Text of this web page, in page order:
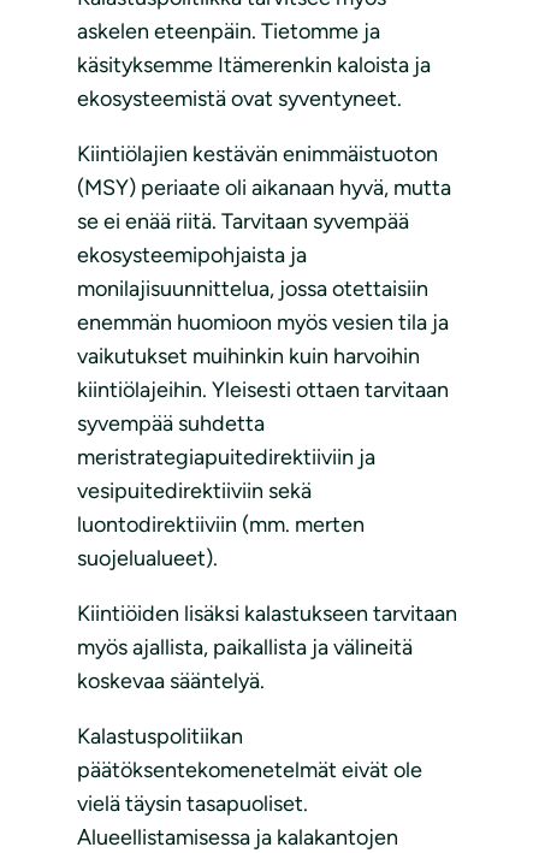
askelen eteenpäin. Tietomme ja
käsityksemme Itämerenkin kaloista ja
ekosysteemistä ovat syventyneet.
Kiintiölajien kestävän enimmäistuoton
(MSY) periaate oli aikanaan hyvä, mutta
se ei enää riitä. Tarvitaan syvempää
ekosysteemipohjaista ja
monilajisuunnittelua, jossa otettaisiin
enemmän huomioon myös vesien tila ja
vaikutukset muihinkin kuin harvoihin
kiintiölajeihin. Yleisesti ottaen tarvitaan
syvempää suhdetta
meristrategiapuitedirektiiviin ja
vesipuitedirektiiviin sekä
luontodirektiiviin (mm. merten
suojelualueet).
Kiintiöiden lisäksi kalastukseen tarvitaan
myös ajallista, paikallista ja välineitä
koskevaa sääntelyä.
Kalastuspolitiikan
päätöksentekomenetelmät eivät ole
vielä täysin tasapuoliset.
Alueellistamisessa ja kalakantojen